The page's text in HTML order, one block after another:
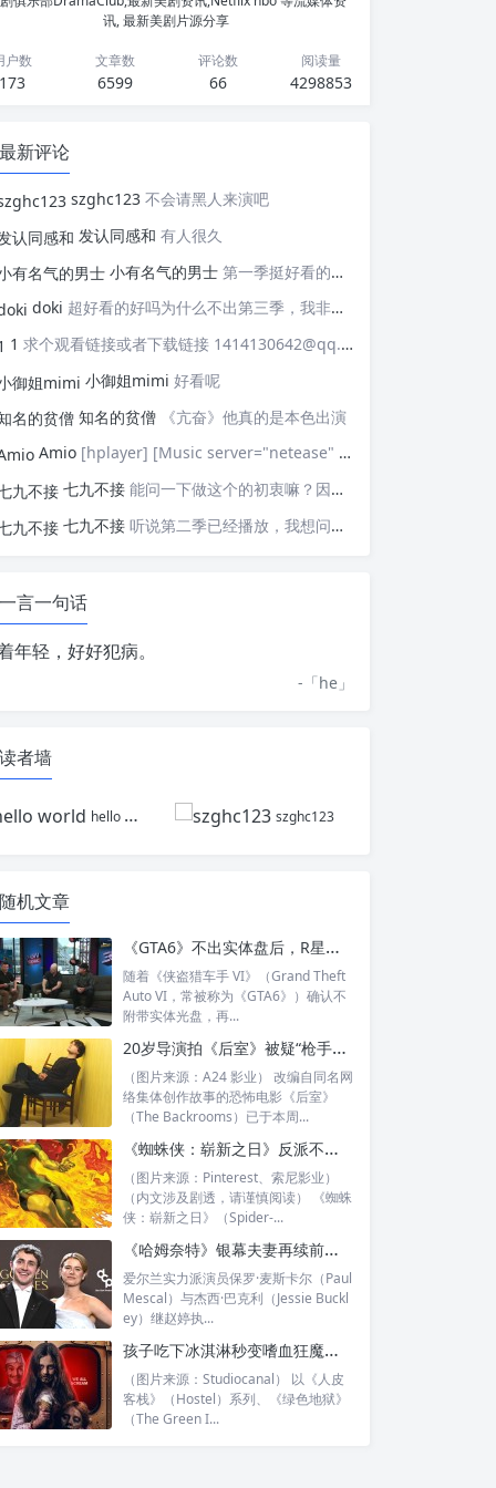
讯, 最新美剧片源分享
户数 文章数
6599
评论数
66
阅读量
4298853
最新评论
szghc123 不会请黑人来演吧
发认同感和 有人很久
小有名气的男士 第一季挺好看的，天天等着更新，应该接着拍第二季，这个剧情拍个四季应该是没有问题的，期待
doki 超好看的好吗为什么不出第三季，我非常喜欢这部剧
1 求个观看链接或者下载链接 1414130642@qq.com
小御姐mimi 好看呢
知名的贫僧
《亢奋》他真的是本色出演
Amio [hplayer] [Music server="netease" id="" type=""/] [/hplayer] 试试
七九不接 能问一下做这个的初衷嘛？因为真的有被触动到
七九不接 听说第二季已经播放，我想问一下国内什么时候会播出
一言一句话
年轻，好好犯病。
-「he 」
读者墙
hello world szghc123
随机文章
《GTA6》不出实体盘后，R星创办人为何仍支持玩家保留选择？
随着《侠盗猎车手 VI》（Grand Theft
Auto VI，常被称为《GTA6》）确认不
附带实体光盘，再...
20岁导演拍《后室》被疑“枪手代导”，演员亲自发声力挺
（图片来源：A24 影业） 改编自同名网
络集体创作故事的恐怖电影《后室》
（The Backrooms）已于本周...
《蜘蛛侠：崭新之日》反派不是漫威硬塞的《X战警》伏笔？导演亲口回应
（图片来源：Pinterest、索尼影业）
（内文涉及剧透，请谨慎阅读） 《蜘蛛
侠：崭新之日》（Spider-...
《哈姆奈特》银幕夫妻再续前缘：保罗·麦斯卡尔、杰西·巴克利加盟《南方的野兽》导演新作
爱尔兰实力派演员保罗·麦斯卡尔（Paul
Mescal）与杰西·巴克利（Jessie Buckl
ey）继赵婷执...
孩子吃下冰淇淋秒变嗜血狂魔：伊莱·罗斯新片《Ice Cream Man》预告曝光
（图片来源：Studiocanal） 以《人皮
客栈》（Hostel）系列、《绿色地狱》
（The Green I...